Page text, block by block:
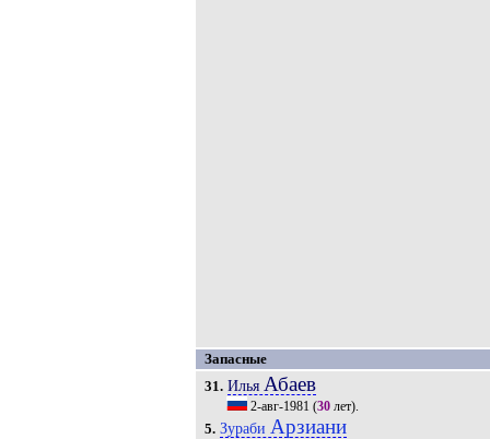
Запасные
31. Илья Абаев
2-авг-1981 (30лет).
5. Зураби Арзиани